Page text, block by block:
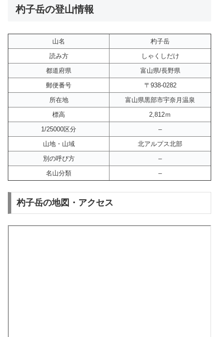
杓子岳の登山情報
山名
杓子岳
読み方
しゃくしだけ
都道府県
富山県/長野県
郵便番号
〒938-0282
所在地
富山県黒部市宇奈月温泉
標高
2,812ｍ
1/25000区分
–
山地・山域
北アルプス北部
別の呼び方
–
名山分類
–
杓子岳の地図・アクセス